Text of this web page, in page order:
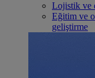
Lojistik ve
Eğitim ve
geliştirme